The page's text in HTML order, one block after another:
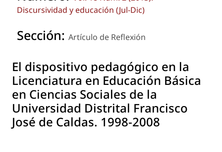
Discursividad y educación (Jul-Dic)
Sección: Artículo de Reflexión
El dispositivo pedagógico en la
Licenciatura en Educación Básica
en Ciencias Sociales de la
Universidad Distrital Francisco
José de Caldas. 1998-2008